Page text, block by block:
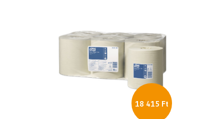
18 415 Ft